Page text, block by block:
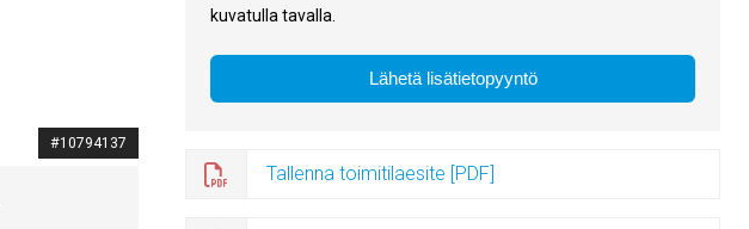
#10794137
kuvatulla tavalla.
Tallenna toimitilaesite [PDF]